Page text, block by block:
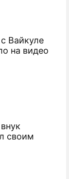
Вайкуле
на видео
своим